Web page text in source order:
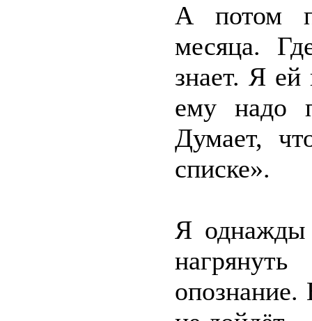
А потом
месяца.
знает. Я
ему надо
Думает,
списке».
Я однажды